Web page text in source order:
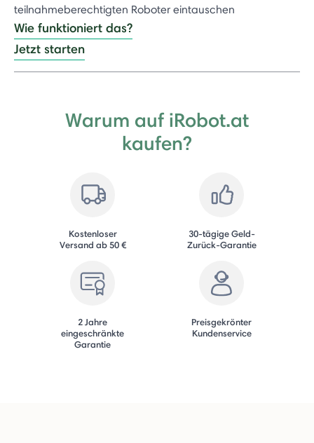
teilnahmeberechtigten Roboter eintauschen
Wie funktioniert das?
Jetzt starten
Warum auf iRobot.at
kaufen?
Kostenloser
Versand ab 50 €
30-tägige Geld-
Zurück-Garantie
2 Jahre
eingeschränkte
Garantie
Preisgekrönter
Kundenservice